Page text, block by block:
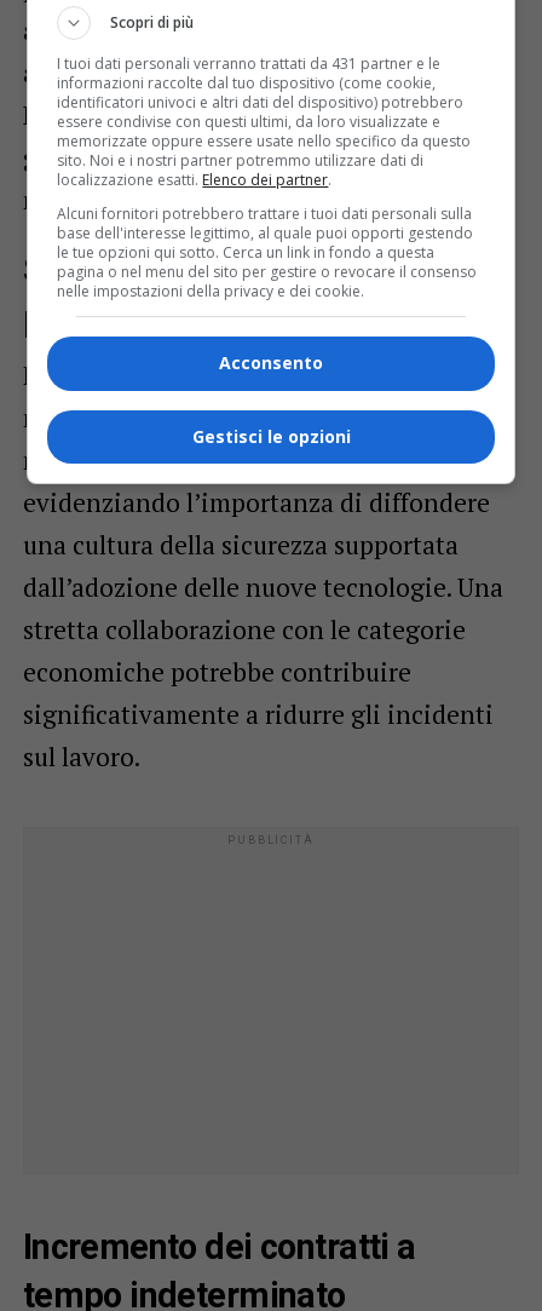
approccio simile è in fase di sviluppo
anche con Brasile e Argentina, con la
Regione pronta a investire risorse per
garantire un’immigrazione “governata e
non subita”.
Sicurezza sul lavoro: un’altra
priorità
Fedriga ha inoltre posto l’accento sulla
necessità di intensificare gli sforzi in
materia disicurezza sul lavoro,
evidenziando l’importanza di diffondere
una cultura della sicurezza supportata
dall’adozione delle nuove tecnologie. Una
stretta collaborazione con le categorie
economiche potrebbe contribuire
significativamente a ridurre gli incidenti
sul lavoro.
Incremento dei contratti a
tempo indeterminato
Scopri di più
I tuoi dati personali verranno trattati da 431 partner e le
informazioni raccolte dal tuo dispositivo (come cookie,
identificatori univoci e altri dati del dispositivo) potrebbero
essere condivise con questi ultimi, da loro visualizzate e
memorizzate oppure essere usate nello specifico da questo
sito. Noi e i nostri partner potremmo utilizzare dati di
localizzazione esatti. Elenco dei partner.
Alcuni fornitori potrebbero trattare i tuoi dati personali sulla
base dell'interesse legittimo, al quale puoi opporti gestendo
le tue opzioni qui sotto. Cerca un link in fondo a questa
pagina o nel menu del sito per gestire o revocare il consenso
nelle impostazioni della privacy e dei cookie.
Acconsento
Gestisci le opzioni